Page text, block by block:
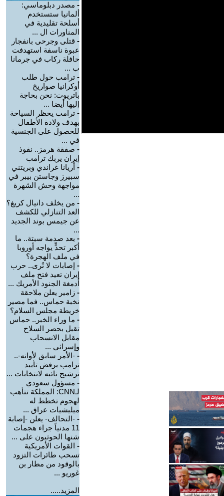
- مصدر دبلوماسي:
ألمانيا ستستخدم
أسلحة تقليدية في
المناورات ال ...
- قتلى وجرحى بانفجار
عبوة ناسفة استهدفت
حافلة ركاب في جرمانا
ب ...
- ترامب حول طلب
أوكرانيا صواريخ
باتريوت: نحن بحاجة
إليها أيضا ...
- ترامب يحظر السياحة
بهدف ولادة الأطفال
للحصول على الجنسية
في ...
- صفقة هرمز.. نفوذ
إيران يربك ترامب
- أريانا غراندي وبريتني
سبيرز وجاستن بيبر في
مواجهة وحش الشهرة
...
- من يخلف دانيال كريغ؟
العد التنازلي للكشف
عن جيمس بوند الجديد
...
- بعد صدمة سبتة.. ما
أكبر تحدٍّ يواجه أوروبا
في ملف الهجرة؟
- إصابات لا تُرى.. حرب
إيران تعيد فتح ملف
أدمغة الجنود الأمريك ...
- زامير يعلن ملاحقة
نخبة حماس.. فما مصير
خريطة مجلس السلام؟
- ما وراء الخبر.. حماس
تقبل بحصر السلاح
مقابل الانسحاب
وإسرائي ...
- -الأمر سابق لأوانه-..
ترامب يرفض تأييد
ترشيح نائبه لانتخابات ...
- مسؤول سعودي
لـCNN: المملكة تتأهب
لهجوم تخطط له
ميليشيات عراق ...
- -التحالف- يعلن -إصابة
11 مدنياً جراء هجمات
شنها الحوثيون على ...
- القوات الأمريكية
تسحب طائرات التزود
بالوقود من مطار بن
غوريو ...
المزيد.....